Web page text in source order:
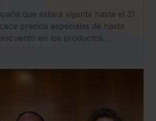
de las cookies
que estará vigente hasta el 31
precios especiales de hasta
en los productos